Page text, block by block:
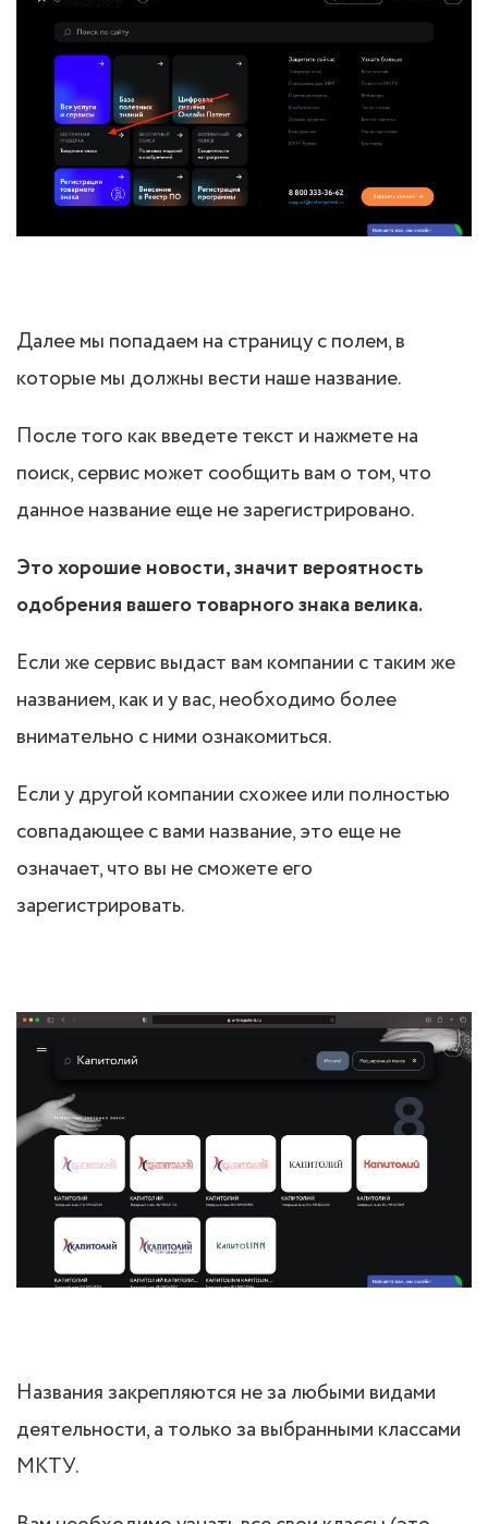
Далее мы попадаем на страницу с полем, в
которые мы должны вести наше название.
После того как введете текст и нажмете на
поиск, сервис может сообщить вам о том, что
данное название еще не зарегистрировано.
Это хорошие новости, значит вероятность
одобрения вашего товарного знака велика.
Если же сервис выдаст вам компании с таким же
названием, как и у вас, необходимо более
внимательно с ними ознакомиться.
Если у другой компании схожее или полностью
совпадающее с вами название, это еще не
означает, что вы не сможете его
зарегистрировать.
Названия закрепляются не за любыми видами
деятельности, а только за выбранными классами
МКТУ.